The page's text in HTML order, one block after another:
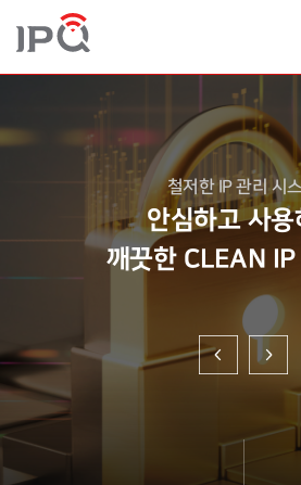
철저한 IP 관리 시
안심하고 사용
깨끗한 CLEAN